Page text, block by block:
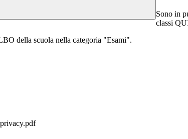
Sono in
classi
della scuola nella categoria "Esami".